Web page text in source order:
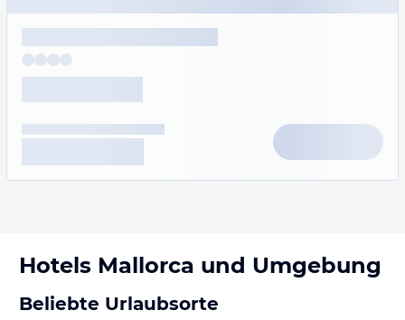
Hotels Mallorca und Umgebung
Beliebte Urlaubsorte